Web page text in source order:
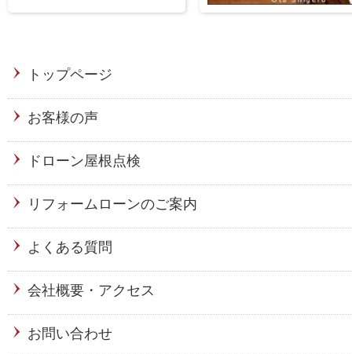
トップページ
お客様の声
ドローン屋根点検
リフォームローンのご案内
よくある質問
会社概要・アクセス
お問い合わせ